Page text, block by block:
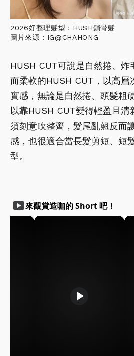
2026好整理髮型：HUSH鎖骨髮
圖片來源：IG@CHAHONG
HUSH CUT可說是自然捲、炸
而柔軟的HUSH CUT，以高層
實感，無論是自然捲、頭髮粗
以靠HUSH CUT變得輕盈且清
須刻意吹整齊，髮尾亂翹反而
感，也很適合當長髮剪短、短
型。
smart_display來觀賞造咖的 Short 吧！
play_arrow